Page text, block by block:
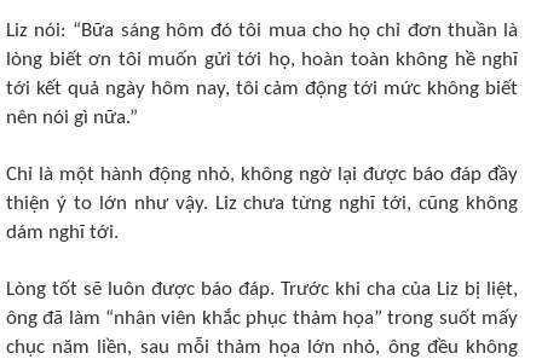
Liz nói: “Bữa sáng hôm đó tôi mua cho họ chỉ đơn thuần là
lòng biết ơn tôi muốn gửi tới họ, hoàn toàn không hề nghĩ
tới kết quả ngày hôm nay, tôi cảm động tới mức không biết
nên nói gì nữa.”
Chỉ là một hành động nhỏ, không ngờ lại được báo đáp đầy
thiện ý to lớn như vậy. Liz chưa từng nghĩ tới, cũng không
dám nghĩ tới.
Lòng tốt sẽ luôn được báo đáp. Trước khi cha của Liz bị liệt,
ông đã làm “nhân viên khắc phục thảm họa” trong suốt mấy
chục năm liền, sau mỗi thảm họa lớn nhỏ, ông đều không